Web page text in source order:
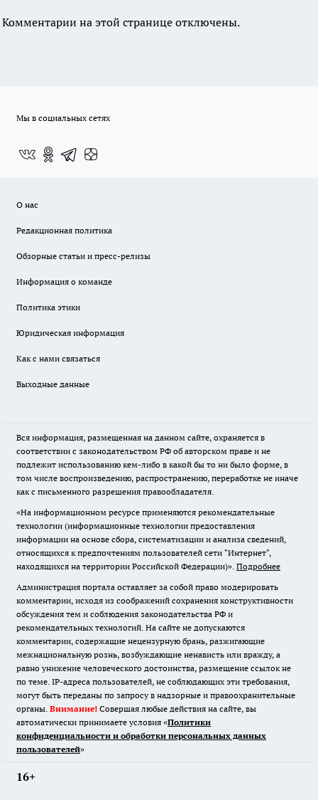
Комментарии на этой странице отключены.
Мы в социальных сетях
О нас
Редакционная политика
Обзорные статьи и пресс-релизы
Информация о команде
Политика этики
Юридическая информация
Как с нами связаться
Выходные данные
Вся информация, размещенная на данном сайте, охраняется в
соответствии с законодательством РФ об авторском праве и не
подлежит использованию кем-либо в какой бы то ни было форме, в
том числе воспроизведению, распространению, переработке не иначе
как с письменного разрешения правообладателя.
«На информационном ресурсе применяются рекомендательные
технологии (информационные технологии предоставления
информации на основе сбора, систематизации и анализа сведений,
относящихся к предпочтениям пользователей сети "Интернет",
находящихся на территории Российской Федерации)». Подробнее
Администрация портала оставляет за собой право модерировать
комментарии, исходя из соображений сохранения конструктивности
обсуждения тем и соблюдения законодательства РФ и
рекомендательных технологий. На сайте не допускаются
комментарии, содержащие нецензурную брань, разжигающие
межнациональную рознь, возбуждающие ненависть или вражду, а
равно унижение человеческого достоинства, размещение ссылок не
по теме. IP-адреса пользователей, не соблюдающих эти требования,
могут быть переданы по запросу в надзорные и правоохранительные
органы. Внимание! Совершая любые действия на сайте, вы
автоматически принимаете условия «Политики
конфиденциальности и обработки персональных данных
пользователей»
16+